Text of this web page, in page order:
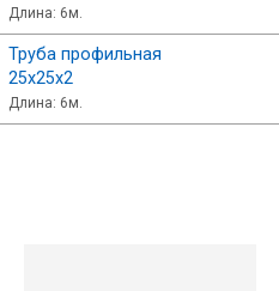
Длина: 6м.
Труба профильная
25х25х2
Длина: 6м.